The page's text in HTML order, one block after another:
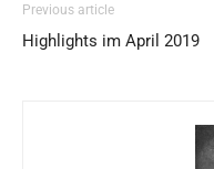
Previous article
Highlights im April 2019